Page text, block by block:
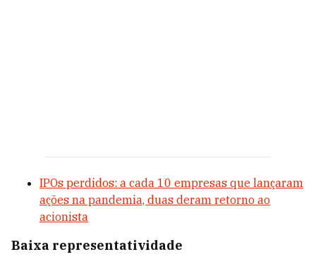
IPOs perdidos: a cada 10 empresas que lançaram
ações na pandemia, duas deram retorno ao
acionista
Baixa representatividade